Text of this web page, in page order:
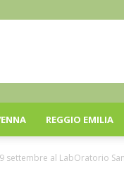
REGGIO EMILIA
settembre al LabOratorio